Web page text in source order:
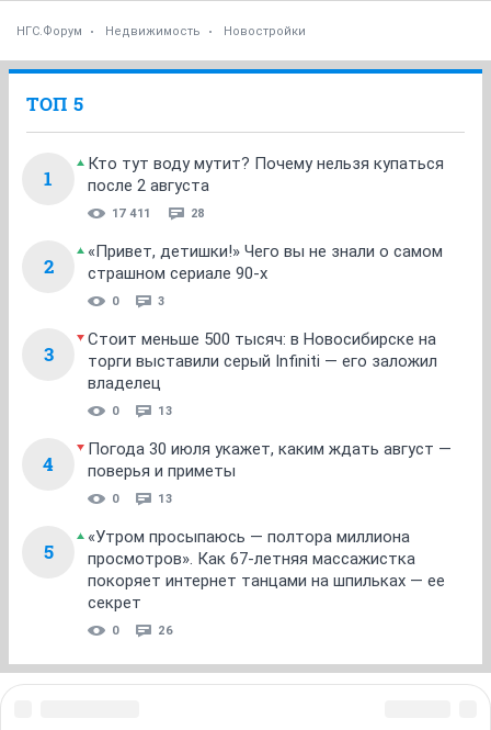
НГС.Форум Недвижимость Новостройки
ТОП 5
1
Кто тут воду мутит? Почему нельзя купаться
после 2 августа
17 411 28
2
«Привет, детишки!» Чего вы не знали о самом
страшном сериале 90-х
0 3
3
Стоит меньше 500 тысяч: в Новосибирске на
торги выставили серый Infiniti — его заложил
владелец
0 13
4
Погода 30 июля укажет, каким ждать август —
поверья и приметы
0 13
5
«Утром просыпаюсь — полтора миллиона
просмотров». Как 67-летняя массажистка
покоряет интернет танцами на шпильках — ее
секрет
0 26